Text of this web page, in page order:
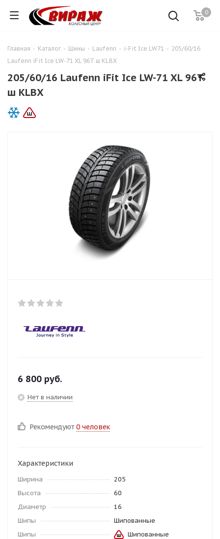
0
Главная - Каталог - Шины - Laufenn - i-Fit Ice LW71 - 205/60/16
Laufenn iFit Ice LW-71 XL 96T ш KLBX
205/60/16 Laufenn iFit Ice LW-71 XL 96T
ш KLBX
6 800 руб.
Нет в наличии
Рекомендуют 0 человек
Характеристики
Ширина
205
Высота
60
Диаметр
16
Шипы
Шипованные
Шипы
Шипованные